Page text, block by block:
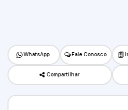
WhatsApp Fale Conosco
Compartilhar